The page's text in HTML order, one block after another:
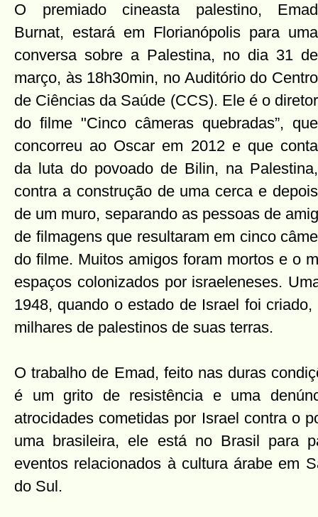
O premiado cineasta palestino, Emad
Burnat, estará em Florianópolis para uma
conversa sobre a Palestina, no dia 31 de
março, às 18h30min, no Auditório do Centro
de Ciências da Saúde (CCS). Ele é o diretor
do filme "Cinco câmeras quebradas”, que
concorreu ao Oscar em 2012 e que conta
da luta do povoado de Bilin, na Palestina,
contra a construção de uma cerca e depois
de um muro, separando as pessoas de
de filmagens que resultaram em cinco
do filme. Muitos amigos foram mortos e o
espaços colonizados por israeleneses.
1948, quando o estado de Israel foi
milhares de palestinos de suas terras.
O trabalho de Emad, feito nas duras
é um grito de resistência e uma
atrocidades cometidas por Israel contra o
uma brasileira, ele está no Brasil para
eventos relacionados à cultura árabe em
do Sul.